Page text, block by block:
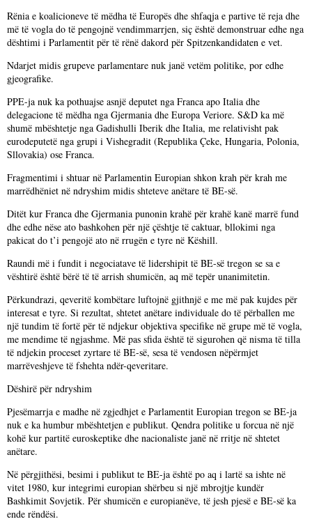
Rënia e koalicioneve të mëdha të Europës dhe shfaqja e partive të reja dhe
më të vogla do të pengojnë vendimmarrjen, siç është demonstruar edhe nga
dështimi i Parlamentit për të rënë dakord për Spitzenkandidaten e vet.
Ndarjet midis grupeve parlamentare nuk janë vetëm politike, por edhe
gjeografike.
PPE-ja nuk ka pothuajse asnjë deputet nga Franca apo Italia dhe
delegacione të mëdha nga Gjermania dhe Europa Veriore. S&D ka më
shumë mbështetje nga Gadishulli Iberik dhe Italia, me relativisht pak
eurodeputetë nga grupi i Vishegradit (Republika Çeke, Hungaria, Polonia,
Sllovakia) ose Franca.
Fragmentimi i shtuar në Parlamentin Europian shkon krah për krah me
marrëdhëniet në ndryshim midis shteteve anëtare të BE-së.
Ditët kur Franca dhe Gjermania punonin krahë për krahë kanë marrë fund
dhe edhe nëse ato bashkohen për një çështje të caktuar, bllokimi nga
pakicat do t’i pengojë ato në rrugën e tyre në Këshill.
Raundi më i fundit i negociatave të lidershipit të BE-së tregon se sa e
vështirë është bërë të të arrish shumicën, aq më tepër unanimitetin.
Përkundrazi, qeveritë kombëtare luftojnë gjithnjë e me më pak kujdes për
interesat e tyre. Si rezultat, shtetet anëtare individuale do të përballen me
një tundim të fortë për të ndjekur objektiva specifike në grupe më të vogla,
me mendime të ngjashme. Më pas sfida është të sigurohen që nisma të tilla
të ndjekin proceset zyrtare të BE-së, sesa të vendosen nëpërmjet
marrëveshjeve të fshehta ndër-qeveritare.
Dëshirë për ndryshim
Pjesëmarrja e madhe në zgjedhjet e Parlamentit Europian tregon se BE-ja
nuk e ka humbur mbështetjen e publikut. Qendra politike u forcua në një
kohë kur partitë euroskeptike dhe nacionaliste janë në rritje në shtetet
anëtare.
Në përgjithësi, besimi i publikut te BE-ja është po aq i lartë sa ishte në
vitet 1980, kur integrimi europian shërbeu si një mbrojtje kundër
Bashkimit Sovjetik. Për shumicën e europianëve, të jesh pjesë e BE-së ka
ende rëndësi.